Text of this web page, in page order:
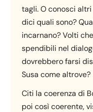
tagli. O conosci
dici quali sono?
incarnano? Volti
spendibili nel
dovrebbero farsi
Susa come altrove?
Citi la coerenza di
poi così coerente,